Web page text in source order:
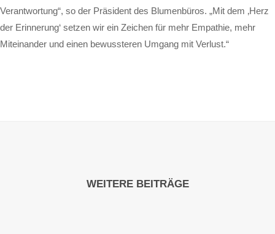
Verantwortung“, so der Präsident des Blumenbüros. „Mit dem ‚Herz
der Erinnerung‘ setzen wir ein Zeichen für mehr Empathie, mehr
Miteinander und einen bewussteren Umgang mit Verlust.“
WEITERE BEITRÄGE